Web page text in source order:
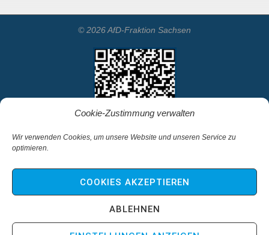
Cookie-Zustimmung verwalten
Wir verwenden Cookies, um unsere Website und unseren Service zu
optimieren.
COOKIES AKZEPTIEREN
ABLEHNEN
© 2026 AfD-Fraktion Sachsen
Startseite
Kontakt
Impressum & Haftungsausschluss
Datenschutz